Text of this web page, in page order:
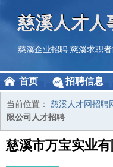
慈溪人才人
慈溪企业招聘 慈溪求职者
首页 招聘信息
当前位置： 慈溪人才网招聘
限公司人才招聘
慈溪市万宝实业